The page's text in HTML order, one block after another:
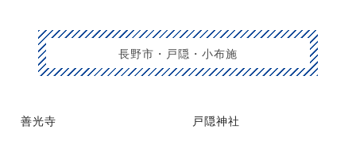
長野市・戸隠・小布施
善光寺 戸隠神社